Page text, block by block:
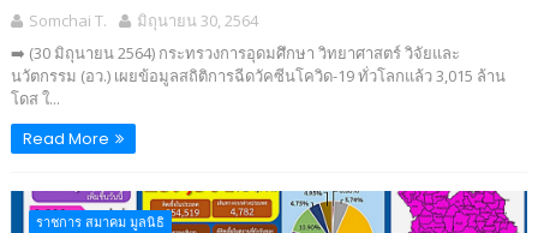
Somchai T.
มิถุนายน 30, 2564
➡️ (30 มิถุนายน 2564) กระทรวงการอุดมศึกษา วิทยาศาสตร์ วิจัยและ
นวัตกรรม (อว.) เผยข้อมูลสถิติการฉีดวัคซีนโควิด-19 ทั่วโลกแล้ว 3,015 ล้าน
โดส ใ...
Read More
ราชการ สมาคม มูลนิธิ